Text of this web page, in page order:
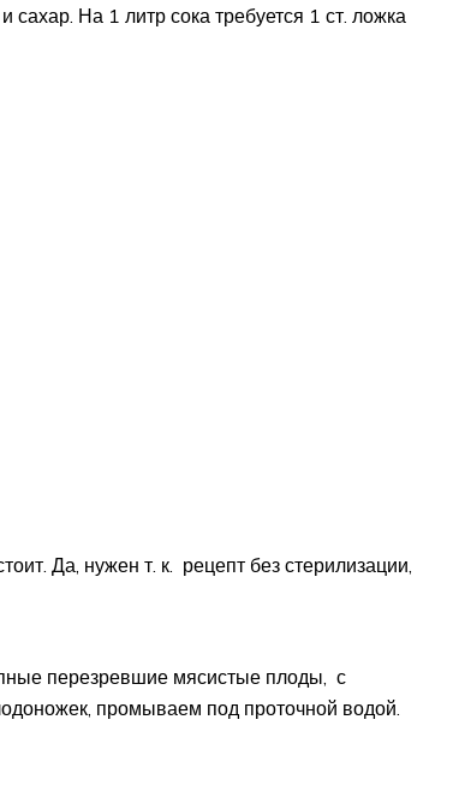
сахар. На 1 литр сока требуется 1 ст. ложка
Да, нужен т. к. рецепт без стерилизации,
перезревшие мясистые плоды, с
промываем под проточной водой.